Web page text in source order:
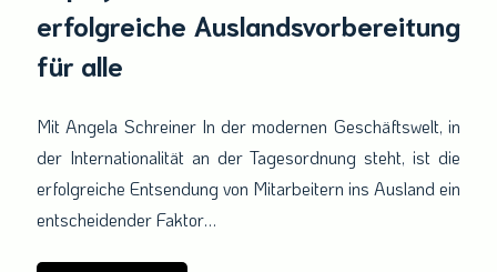
Familie
erfolgreiche
Auslandsvorbereitung
für
alle
erfolgreiche Auslandsvorbereitung
für alle
Mit Angela Schreiner In der modernen Geschäftswelt, in
der Internationalität an der Tagesordnung steht, ist die
erfolgreiche Entsendung von Mitarbeitern ins Ausland ein
entscheidender Faktor…